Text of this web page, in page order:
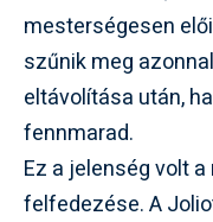
mesterségesen
szűnik meg
eltávolítása után,
fennmarad.
Ez a jelenség volt a
felfedezése. A